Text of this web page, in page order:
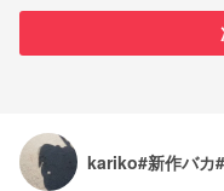
kariko#新作バカ